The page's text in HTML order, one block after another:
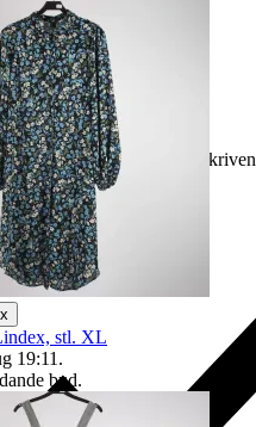
om varan inte är som beskriven
stl. XL
19:11 .
bud.